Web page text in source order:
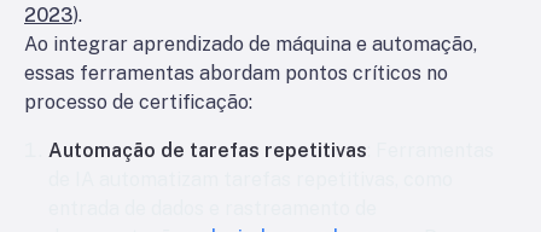
2023).
Ao integrar aprendizado de máquina e automação,
essas ferramentas abordam pontos críticos no
processo de certificação:
Automação de tarefas repetitivas